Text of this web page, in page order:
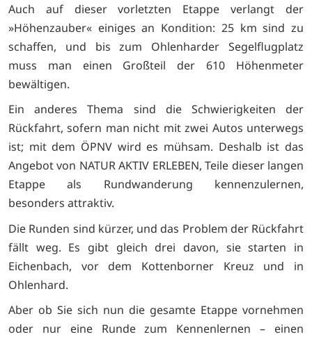
Auch auf dieser vorletzten Etappe verlangt der
»Höhenzauber« einiges an Kondition: 25 km sind zu
schaffen, und bis zum Ohlenharder Segelflugplatz
muss man einen Großteil der 610 Höhenmeter
bewältigen.
Ein anderes Thema sind die Schwierigkeiten der
Rückfahrt, sofern man nicht mit zwei Autos unterwegs
ist; mit dem ÖPNV wird es mühsam. Deshalb ist das
Angebot von NATUR AKTIV ERLEBEN, Teile dieser langen
Etappe als Rundwanderung kennenzulernen,
besonders attraktiv.
Die Runden sind kürzer, und das Problem der Rückfahrt
fällt weg. Es gibt gleich drei davon, sie starten in
Eichenbach, vor dem Kottenborner Kreuz und in
Ohlenhard.
Aber ob Sie sich nun die gesamte Etappe vornehmen
oder nur eine Runde zum Kennenlernen – einen